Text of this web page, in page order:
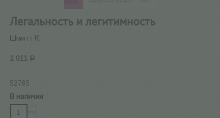
Легальность и легитимность
Шмитт К.
1 011 Р
52705
В наличии